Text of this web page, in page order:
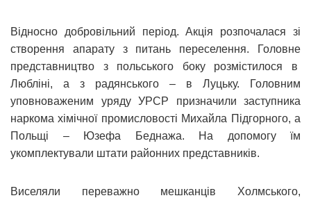
Відносно добровільний період. Акція розпочалася зі
створення апарату з питань переселення. Головне
представництво з польського боку розмістилося в
Любліні, а з радянського – в Луцьку. Головним
уповноваженим уряду УРСР призначили заступника
наркома хімічної промисловості Михайла Підгорного, а
Польщі – Юзефа Беднажа. На допомогу їм
укомплектували штати районних представників.
Виселяли переважно мешканців Холмського,